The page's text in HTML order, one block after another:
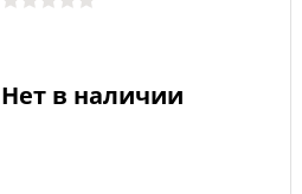
Нет в наличии